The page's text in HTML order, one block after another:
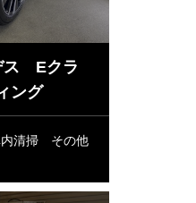
ス Eクラ
ング
清掃 その他